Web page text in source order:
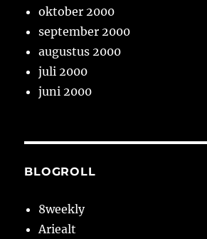
oktober 2000
september 2000
augustus 2000
juli 2000
juni 2000
BLOGROLL
8weekly
Ariealt